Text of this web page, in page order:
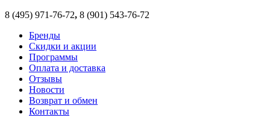
8 (495) 971-76-72, 8 (901) 543-76-72
Бренды
Скидки и акции
Программы
Оплата и доставка
Отзывы
Новости
Возврат и обмен
Контакты